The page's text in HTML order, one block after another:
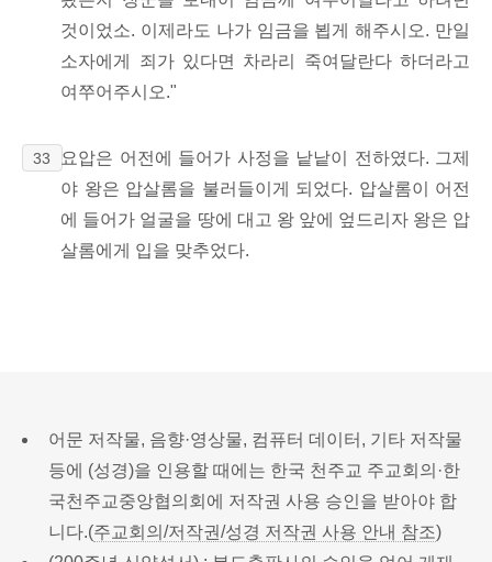
것이었소. 이제라도 나가 임금을 뵙게 해주시오. 만일
소자에게 죄가 있다면 차라리 죽여달란다 하더라고
여쭈어주시오."
33
요압은 어전에 들어가 사정을 낱낱이 전하였다. 그제
야 왕은 압살롬을 불러들이게 되었다. 압살롬이 어전
에 들어가 얼굴을 땅에 대고 왕 앞에 엎드리자 왕은 압
살롬에게 입을 맞추었다.
어문 저작물, 음향·영상물, 컴퓨터 데이터, 기타 저작물
등에 (성경)을 인용할 때에는 한국 천주교 주교회의·한
국천주교중앙협의회에 저작권 사용 승인을 받아야 합
니다.(주교회의/저작권/성경 저작권 사용 안내 참조)